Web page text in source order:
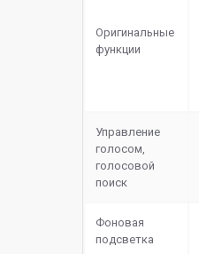
Оригинальные
функции
Управление
голосом,
голосовой
поиск
Фоновая
подсветка